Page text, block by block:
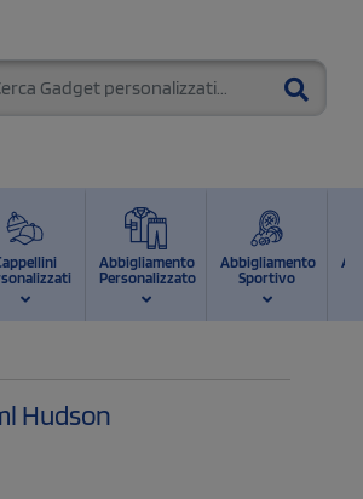
Abbigliamento
Personalizzato
Abbigliamento
Sportivo
Hudson